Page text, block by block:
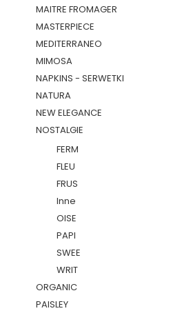
MAITRE FROMAGER
MASTERPIECE
MEDITERRANEO
MIMOSA
NAPKINS - SERWETKI
NATURA
NEW ELEGANCE
NOSTALGIE
FERM
FLEU
FRUS
Inne
OISE
PAPI
SWEE
WRIT
ORGANIC
PAISLEY